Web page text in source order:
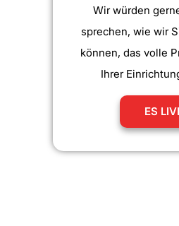
Wir würden
sprechen, wie wir
können, das volle
Ihrer
ES